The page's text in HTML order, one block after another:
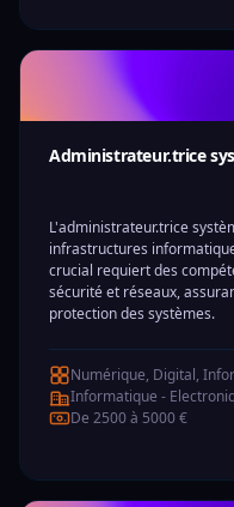
Administrateur.trice
L'administrateur.trice
infrastructures
crucial requiert des
sécurité et réseaux,
protection des systèmes.
Numérique, Digital,
Informatique -
De 2500 à 5000 €